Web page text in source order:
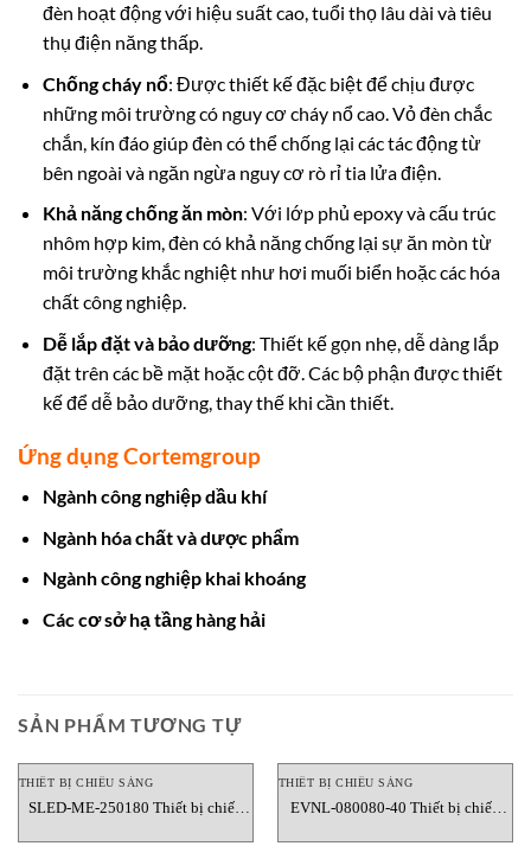
đèn hoạt động với hiệu suất cao, tuổi thọ lâu dài và tiêu
thụ điện năng thấp.
Chống cháy nổ: Được thiết kế đặc biệt để chịu được
những môi trường có nguy cơ cháy nổ cao. Vỏ đèn chắc
chắn, kín đáo giúp đèn có thể chống lại các tác động từ
bên ngoài và ngăn ngừa nguy cơ rò rỉ tia lửa điện.
Khả năng chống ăn mòn: Với lớp phủ epoxy và cấu trúc
nhôm hợp kim, đèn có khả năng chống lại sự ăn mòn từ
môi trường khắc nghiệt như hơi muối biển hoặc các hóa
chất công nghiệp.
Dễ lắp đặt và bảo dưỡng: Thiết kế gọn nhẹ, dễ dàng lắp
đặt trên các bề mặt hoặc cột đỡ. Các bộ phận được thiết
kế để dễ bảo dưỡng, thay thế khi cần thiết.
Ứng dụng Cortemgroup
Ngành công nghiệp dầu khí
Ngành hóa chất và dược phẩm
Ngành công nghiệp khai khoáng
Các cơ sở hạ tầng hàng hải
SẢN PHẨM TƯƠNG TỰ
THIẾT BỊ CHIẾU SÁNG
SLED-ME-250180 Thiết bị chiếu
THIẾT BỊ CHIẾU SÁNG
EVNL-080080-40 Thiết bị chiếu